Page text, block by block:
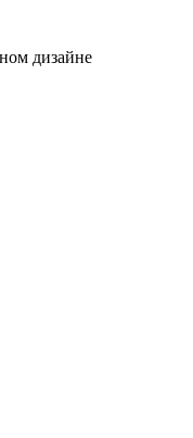
дизайне